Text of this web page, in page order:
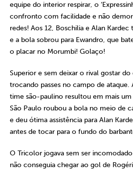
equipe do interior respirar, o
confronto com facilidade e não
redes! Aos 12, Boschilia e Alan
e a bola sobrou para Ewandro, que
o placar no Morumbi! Golaço!
Superior e sem deixar o rival gostar
trocando passes no campo de ataque.
time são-paulino resultou em mais
São Paulo roubou a bola no meio de
e deu ótima assistência para Alan
antes de tocar para o fundo do
O Tricolor jogava sem ser
não conseguia chegar ao gol de